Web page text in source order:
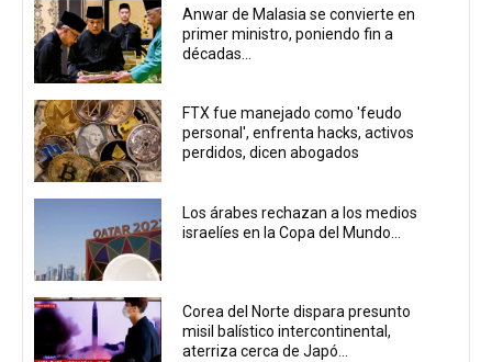
Anwar de Malasia se convierte en
primer ministro, poniendo fin a
décadas...
FTX fue manejado como 'feudo
personal', enfrenta hacks, activos
perdidos, dicen abogados
Los árabes rechazan a los medios
israelíes en la Copa del Mundo...
Corea del Norte dispara presunto
misil balístico intercontinental,
aterriza cerca de Japó...